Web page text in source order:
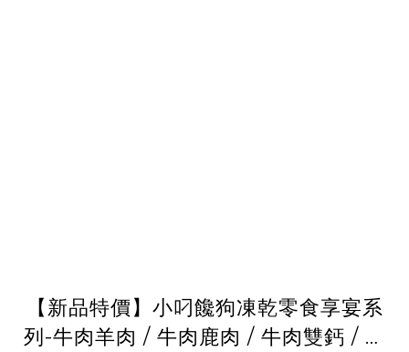
【新品特價】小叼饞狗凍乾零食享宴系
列-牛肉羊肉 / 牛肉鹿肉 / 牛肉雙鈣 / 雞